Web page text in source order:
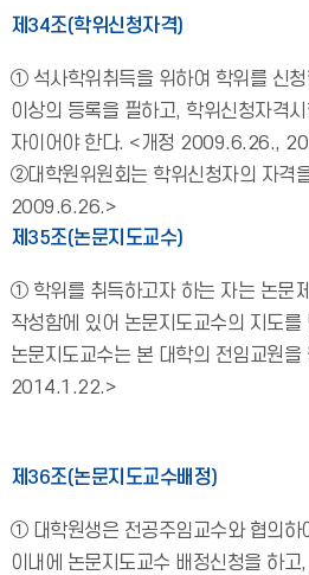
제34조(학위신청자격)
① 석사학위취득을 위하여 학위를 신청
이상의 등록을 필하고, 학위신청자격
자이어야 한다. <개정 2009.6.26.,
②대학원위원회는 학위신청자의 자격
2009.6.26.>
제35조(논문지도교수)
① 학위를 취득하고자 하는 자는 논문
작성함에 있어 논문지도교수의 지도
논문지도교수는 본 대학의 전임교원
2014.1.22.>
제36조(논문지도교수배정)
① 대학원생은 전공주임교수와 협의하
이내에 논문지도교수 배정신청을 하고